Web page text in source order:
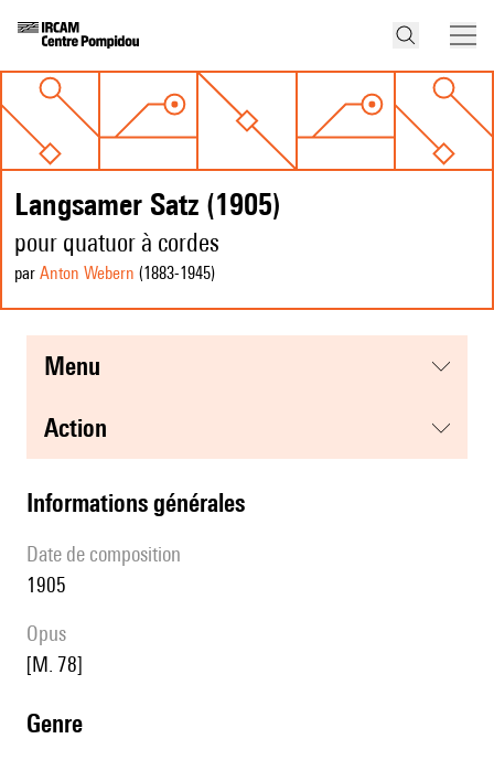
Langsamer Satz (1905)
pour quatuor à cordes
par Anton Webern (1883-1945)
menu
action
informations générales
date de composition
1905
Opus
[M. 78]
genre